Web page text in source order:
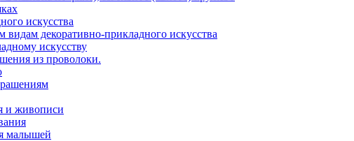
искусства
декоративно-прикладного искусства
искусству
из проволоки.
и живописи
малышей